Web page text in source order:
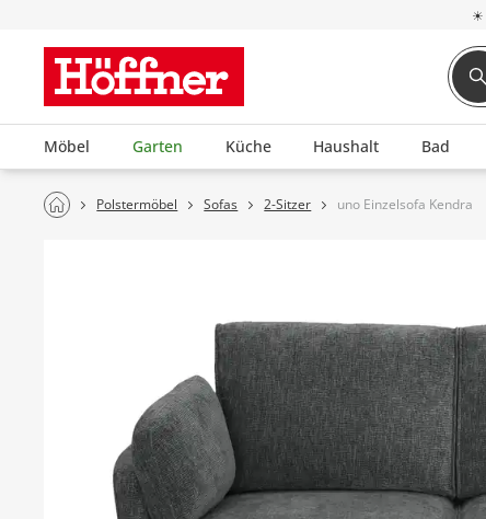
☀
Möbel Garten Küche Haushalt Bad
Polstermöbel Sofas 2-Sitzer uno Einzelsofa Kendra